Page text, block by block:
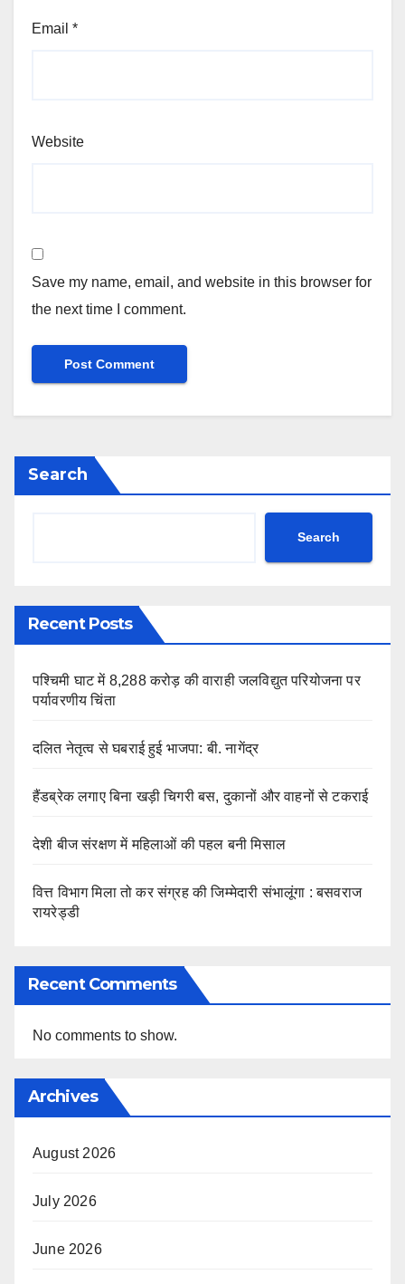
Email *
Website
Save my name, email, and website in this browser for
the next time I comment.
Search
Search
Recent Posts
पश्चिमी घाट में 8,288 करोड़ की वाराही जलविद्युत परियोजना पर
पर्यावरणीय चिंता
दलित नेतृत्व से घबराई हुई भाजपा: बी. नागेंद्र
हैंडब्रेक लगाए बिना खड़ी चिगरी बस, दुकानों और वाहनों से टकराई
देशी बीज संरक्षण में महिलाओं की पहल बनी मिसाल
वित्त विभाग मिला तो कर संग्रह की जिम्मेदारी संभालूंगा : बसवराज
रायरेड्डी
Recent Comments
No comments to show.
Archives
August 2026
July 2026
June 2026